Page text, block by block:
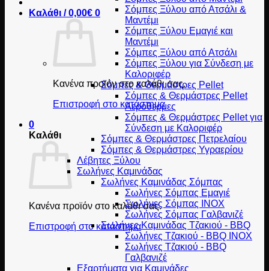
Καλάθι /0,00€ 0
Κανένα προϊόν στο καλάθι σας.
Επιστροφή στο κατάστημα
0
Καλάθι
Κανένα προϊόν στο καλάθι σας.
Επιστροφή στο κατάστημα
Σόμπες Ξύλου από Ατσάλι &
Μαντέμι
Σόμπες Ξύλου Εμαγιέ και
Μαντέμι
Σόμπες Ξύλου από Ατσάλι
Σόμπες Ξύλου για Σύνδεση με
Καλοριφέρ
Σόμπες & Θερμάστρες Pellet
Σόμπες & Θερμάστρες Pellet
Αερόθερμες
Σόμπες & Θερμάστρες Pellet για
Σύνδεση με Καλοριφέρ
Σόμπες & Θερμάστρες Πετρελαίου
Σόμπες & Θερμάστρες Υγραερίου
Λέβητες Ξύλου
Σωλήνες Καμινάδας
Σωλήνες Καμινάδας Σόμπας
Σωλήνες Σόμπας Εμαγιέ
Σωλήνες Σόμπας INOX
Σωλήνες Σόμπας Γαλβανιζέ
Σωλήνες Καμινάδας Τζακιού - BBQ
Σωλήνες Τζακιού - BBQ INOX
Σωλήνες Τζακιού - BBQ
Γαλβανιζέ
Εξαρτήματα για Καμινάδες